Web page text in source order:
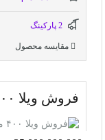
مقایسه محصول
فروش ویلا ۴۰۰ متری در سیسنگان نوشهر